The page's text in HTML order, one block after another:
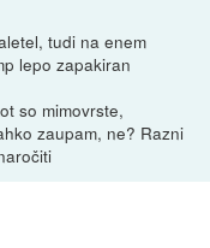
tudi na enem
lepo zapakiran
so mimovrste,
zaupam, ne? Razni